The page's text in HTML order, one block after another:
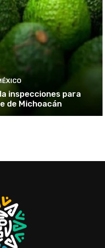
inspecciones para
de Michoacán